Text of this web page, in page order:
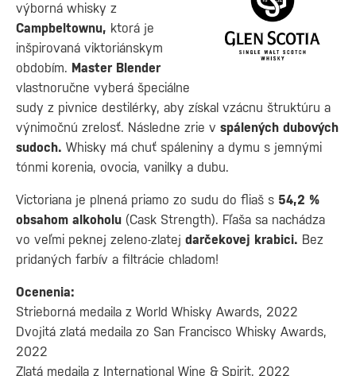
výborná whisky z
Campbeltownu, ktorá je
inšpirovaná viktoriánskym
obdobím. Master Blender
vlastnoručne vyberá špeciálne
sudy z pivnice destilérky, aby získal vzácnu štruktúru a
výnimočnú zrelosť. Následne zrie v spálených dubových
sudoch. Whisky má chuť spáleniny a dymu s jemnými
tónmi korenia, ovocia, vanilky a dubu.
Victoriana je plnená priamo zo sudu do fliaš s 54,2 %
obsahom alkoholu (Cask Strength). Fľaša sa nachádza
vo veľmi peknej zeleno-zlatej darčekovej krabici. Bez
pridaných farbív a filtrácie chladom!
Ocenenia:
Strieborná medaila z World Whisky Awards, 2022
Dvojitá zlatá medaila zo San Francisco Whisky Awards,
2022
Zlatá medaila z International Wine & Spirit, 2022